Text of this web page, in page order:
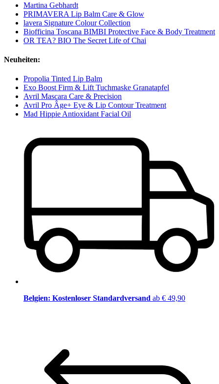
Martina Gebhardt
PRIMAVERA Lip Balm Care & Glow
lavera Signature Colour Collection
Biofficina Toscana BIMBI Protective Face & Body Treatment
OR TEA? BIO The Secret Life of Chai
Neuheiten:
Propolia Tinted Lip Balm
Exo Boost Firm & Lift Tuchmaske Granatapfel
Avril Mascara Care & Precision
Avril Pro Âge+ Eye & Lip Contour Treatment
Mad Hippie Antioxidant Facial Oil
Belgien: Kostenloser Standardversand ab € 49,90